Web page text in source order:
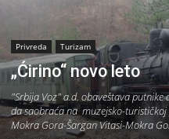
Privreda Turizam
„Ćirino“ novo leto
"Srbija Voz" a.d. obaveštava putnike
da saobraća na muzejsko-turističkoj
Mokra Gora-Šargan Vitasi-Mokra